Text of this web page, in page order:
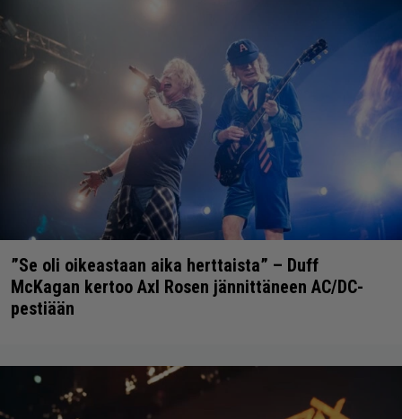
”Se oli oikeastaan aika herttaista” – Duff
McKagan kertoo Axl Rosen jännittäneen AC/DC-
pestiään